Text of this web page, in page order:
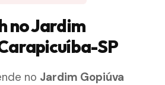
no Jardim
SP
no Jardim Gopiúva